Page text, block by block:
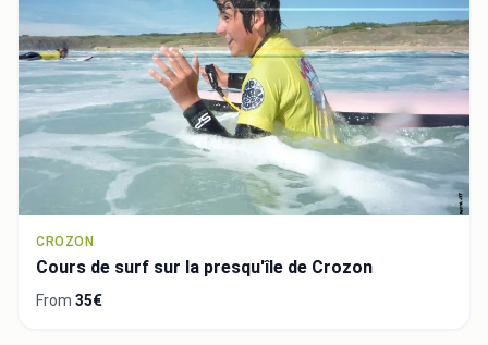
CROZON
Cours de surf sur la presqu'île de Crozon
From 35€